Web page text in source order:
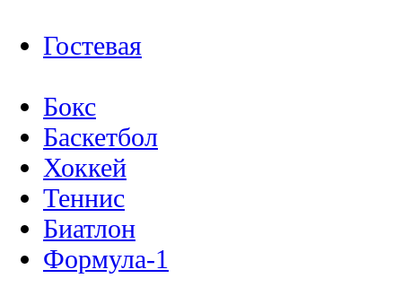
Гостевая
Бокс
Баскетбол
Хоккей
Теннис
Биатлон
Формула-1